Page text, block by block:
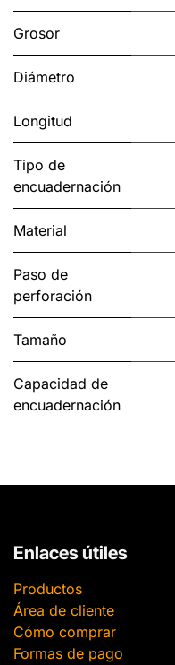
Grosor
Diámetro
Longitud
Tipo de
encuadernación
Material
Paso de
perforación
Tamaño
Capacidad de
encuadernación
Enlaces útiles
Productos
Área de cliente
Cómo comprar
Formas de pago